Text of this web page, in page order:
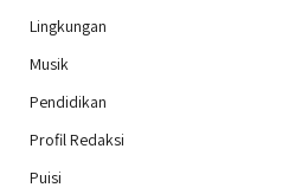
Lingkungan
Musik
Pendidikan
Profil Redaksi
Puisi